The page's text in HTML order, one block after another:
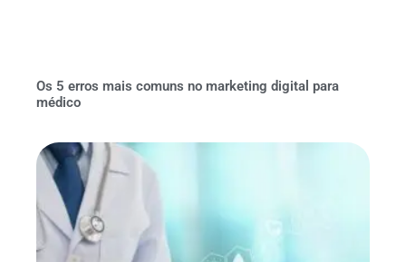
Os 5 erros mais comuns no marketing digital para
médico